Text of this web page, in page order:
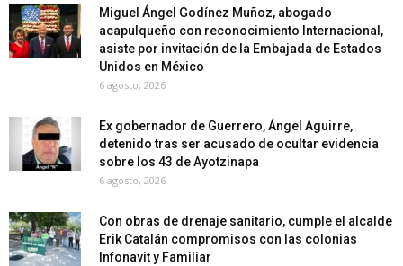
Miguel Ángel Godínez Muñoz, abogado
acapulqueño con reconocimiento Internacional,
asiste por invitación de la Embajada de Estados
Unidos en México
6 agosto, 2026
Ex gobernador de Guerrero, Ángel Aguirre,
detenido tras ser acusado de ocultar evidencia
sobre los 43 de Ayotzinapa
6 agosto, 2026
Con obras de drenaje sanitario, cumple el alcalde
Erik Catalán compromisos con las colonias
Infonavit y Familiar